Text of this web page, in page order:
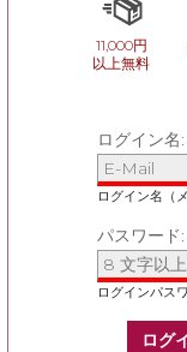
11,000円
以上無料
ログイン名:
パスワード:
ログ